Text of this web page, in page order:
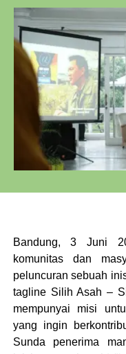
Bandung, 3 Juni
komunitas dan
peluncuran sebuah
tagline Silih Asah –
mempunyai misi
yang ingin
Sunda penerima